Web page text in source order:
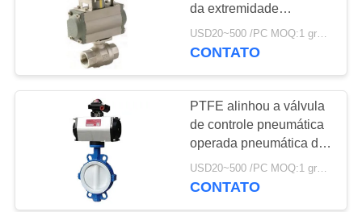
FÁBRICA
CONTROLE
DE
QUALIDADE
CONTACTE-
NOS
da extremidade
1000WOG viva - projeto
de carregamento
USD20~500 /PC MOQ:1 grupo
CONTATO
PTFE alinhou a válvula
de controle pneumática
operada pneumática do
fluxo da válvula da
borboleta
USD20~500 /PC MOQ:1 grupo
CONTATO